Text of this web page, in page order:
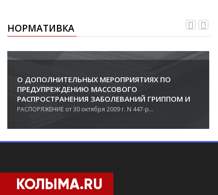
НОРМАТИВКА
О ДОПОЛНИТЕЛЬНЫХ МЕРОПРИЯТИЯХ ПО
ПРЕДУПРЕЖДЕНИЮ МАССОВОГО
РАСПРОСТРАНЕНИЯ ЗАБОЛЕВАНИЙ ГРИППОМ И
ОРВИ СРЕДИ НАСЕЛЕНИЯ МАГАДАНСКОЙ
РАСПОРЯЖЕНИЕ от 30 октября 2009 г. N 447-р...
КОЛЫМА.RU